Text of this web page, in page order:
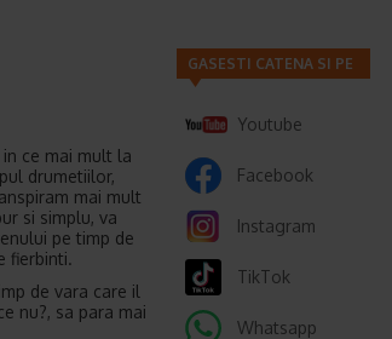
ce mai mult la
drumetiilor,
mai mult
si simplu, va
pe timp de
fierbinti.
de vara care il
nu?, sa para mai
GASESTI CATENA SI PE
Youtube
Facebook
Instagram
TikTok
Whatsapp